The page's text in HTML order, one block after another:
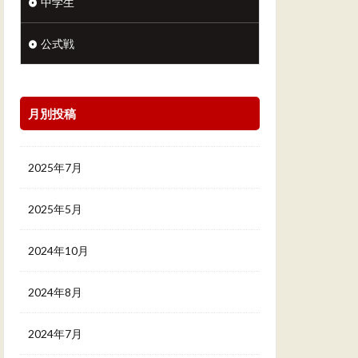
公式戦
月別投稿
2025年7月
2025年5月
2024年10月
2024年8月
2024年7月